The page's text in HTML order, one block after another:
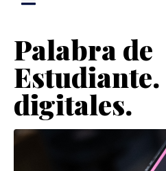
Palabra de
digitales.